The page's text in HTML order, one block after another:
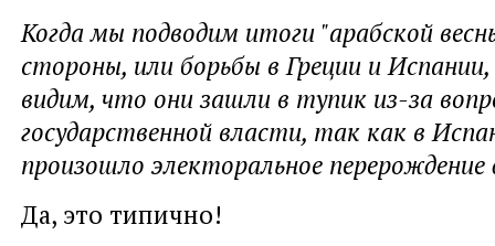
Когда мы подводим итоги "арабской
стороны, или борьбы в Греции и
видим, что они зашли в тупик из-за
государственной власти, так как в
произошло электоральное
Да, это типично!